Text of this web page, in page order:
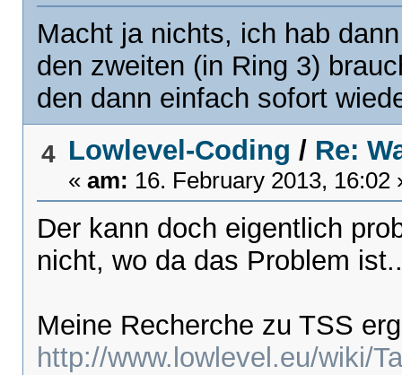
Macht ja nichts, ich hab
den zweiten (in Ring 3)
den dann einfach sofort
4 Lowlevel-Coding / Re:
«am: 16. February 2013, 16:02
Der kann doch eigentlich
nicht, wo da das Problem
Meine Recherche zu TSS
http://www.lowlevel.eu/wiki/